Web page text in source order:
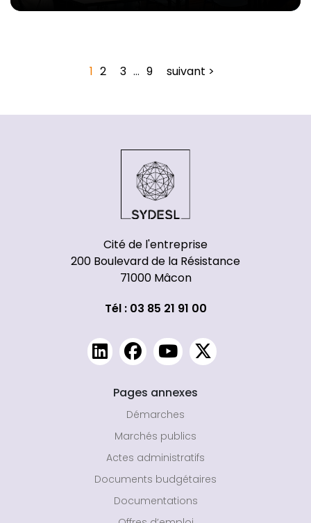
1 2 3 … 9 suivant >
Cité de l'entreprise
200 Boulevard de la Résistance
71000 Mâcon
Tél : 03 85 21 91 00
Pages annexes
Démarches
Marchés publics
Actes administratifs
Documents budgétaires
Documentations